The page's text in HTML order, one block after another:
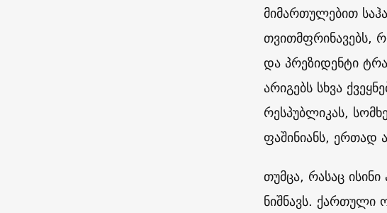
მიმართულებით
თვითმფრინავებს,
და პრეზიდენტი
არიგებს სხვა
რესპუბლიკას,
ფაშინიანს, ერთად
თუმცა, რასაც
ნიშნავს. ქართული